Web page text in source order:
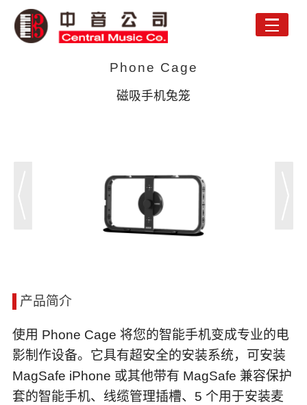
Toggle
Phone Cage
磁吸手机兔笼
产品简介
使用 Phone Cage 将您的智能手机变成专业的电
影制作设备。它具有超安全的安装系统，可安装
MagSafe iPhone 或其他带有 MagSafe 兼容保护
套的智能手机、线缆管理插槽、5 个用于安装麦